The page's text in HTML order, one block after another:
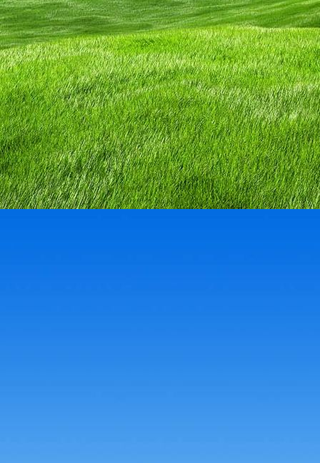
IMG_3133